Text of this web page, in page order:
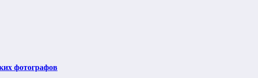
фотографов